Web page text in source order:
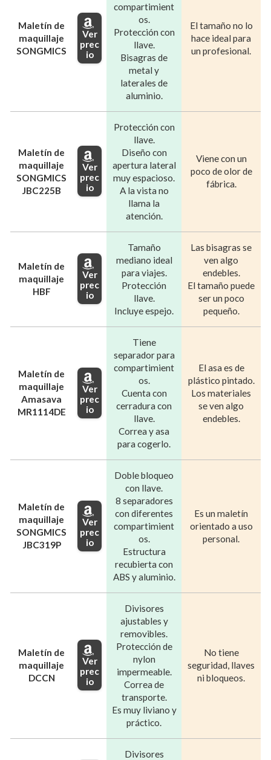
Maletín de
maquillaje
SONGMICS
Ver
prec
io
compartimient
os.
Protección con
llave.
Bisagras de
metal y
laterales de
aluminio.
El tamaño no lo
hace ideal para
un profesional.
Maletín de
maquillaje
SONGMICS
JBC225B
Ver
prec
io
Protección con
llave.
Diseño con
apertura lateral
muy espacioso.
A la vista no
llama la
atención.
Viene con un
poco de olor de
fábrica.
Maletín de
maquillaje
HBF
Ver
prec
io
Tamaño
mediano ideal
para viajes.
Protección
llave.
Incluye espejo.
Las bisagras se
ven algo
endebles.
El tamaño puede
ser un poco
pequeño.
Maletín de
maquillaje
Amasava
MR1114DE
Ver
prec
io
Tiene
separador para
compartimient
os.
Cuenta con
cerradura con
llave.
Correa y asa
para cogerlo.
El asa es de
plástico pintado.
Los materiales
se ven algo
endebles.
Maletín de
maquillaje
SONGMICS
JBC319P
Ver
prec
io
Doble bloqueo
con llave.
8 separadores
con diferentes
compartimient
os.
Estructura
recubierta con
ABS y aluminio.
Es un maletín
orientado a uso
personal.
Maletín de
maquillaje
DCCN
Ver
prec
io
Divisores
ajustables y
removibles.
Protección de
nylon
impermeable.
Correa de
transporte.
Es muy liviano y
práctico.
No tiene
seguridad, llaves
ni bloqueos.
Divisores